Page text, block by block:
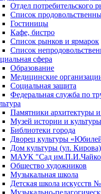
Отдел потребительского
Список
Гостиницы
Кафе, бистро
Cписок рынков и ярмарок
Список
сфера
Образование
Медицинские
Социальная защита
Федеральная служба по
Памятники архитектуры
Музей истории и культуры
Библиотеки города
Дворец культуры
Дом культуры (ул. Кирова)
МАУК "Сад
Общество художников
Музыкальная школа
Детская школа искусств
Музыкально-